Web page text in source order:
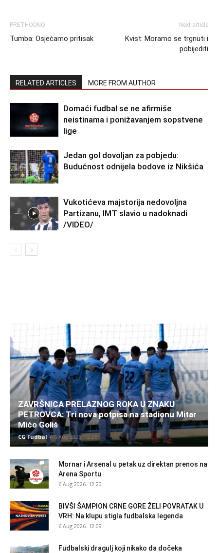
PRETHODNO
Tumba: Osjećamo pritisak
Next article
Kvist: Moramo se trgnuti i
pobijediti
RELATED ARTICLES MORE FROM AUTHOR
Domaći fudbal se ne afirmiše
neistinama i ponižavanjem sopstvene
lige
Jedan gol dovoljan za pobjedu:
Budućnost odnijela bodove iz Nikšića
Vukotićeva majstorija nedovoljna
Partizanu, IMT slavio u nadoknadi
/VIDEO/
ZAVRŠNICA PRELAZNOG ROKA U ZNAKU
PETROVCA: Tri nova potpisa na stadionu Mitar
Mićo Goliš
CG Fudbal - 6 Aug 2026. 12:26
Mornar i Arsenal u petak uz direktan prenos na
Arena Sportu
6 Aug 2026. 12:20
BIVŠI ŠAMPION CRNE GORE ŽELI POVRATAK U
VRH: Na klupu stigla fudbalska legenda
6 Aug 2026. 12:09
Fudbalski dragulj koji nikako da dočeka